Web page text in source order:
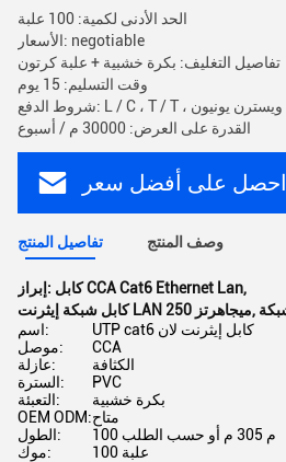
الحد الأدنى لكمية: 100 علبة
الأسعار: negotiable
تفاصيل التغليف: بكرة خشبية + علبة كرتون
وقت التسليم: 15 يوم
شروط الدفع: L / C ، T / T ، ويسترن يونيون
القدرة على العرض: 30000 م / أسبوع
احصل على أفضل سعر
تفاصيل المنتج وصف المنتج
إبراز: كابل CCA Cat6 Ethernet Lan,
كابل شبكة إيثرنت LAN 250 ميجاهرتز,
اسم:
UTP cat6 كابل إيثرنت لان
موصل:
CCA
عازلة:
الكثافة
السترة:
PVC
التعبئة:
بكرة خشبية
OEM ODM:متاح
الطول:
100 م 305 م أو حسب الطلب
موك:
100 علبة